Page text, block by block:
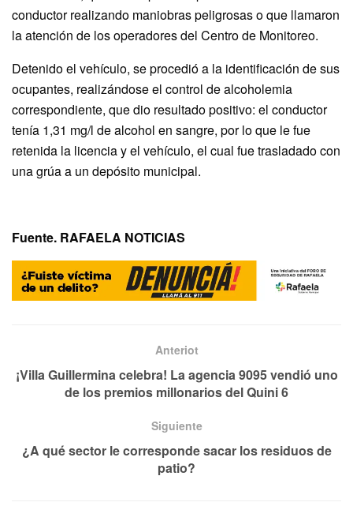
conductor realizando maniobras peligrosas o que llamaron
la atención de los operadores del Centro de Monitoreo.
Detenido el vehículo, se procedió a la identificación de sus
ocupantes, realizándose el control de alcoholemia
correspondiente, que dio resultado positivo: el conductor
tenía 1,31 mg/l de alcohol en sangre, por lo que le fue
retenida la licencia y el vehículo, el cual fue trasladado con
una grúa a un depósito municipal.
Fuente. RAFAELA NOTICIAS
Anteriot
¡Villa Guillermina celebra! La agencia 9095 vendió uno
de los premios millonarios del Quini 6
Siguiente
¿A qué sector le corresponde sacar los residuos de
patio?